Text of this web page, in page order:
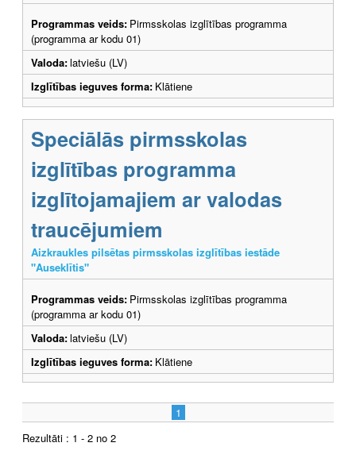
Programmas veids: Pirmsskolas izglītības programma
(programma ar kodu 01)
Valoda:latviešu (LV)
Izglītības ieguves forma: Klātiene
Speciālās pirmsskolas
izglītības programma
izglītojamajiem ar valodas
traucējumiem
Aizkraukles pilsētas pirmsskolas izglītības iestāde
"Auseklītis"
Programmas veids: Pirmsskolas izglītības programma
(programma ar kodu 01)
Valoda:latviešu (LV)
Izglītības ieguves forma: Klātiene
1
Rezultāti : 1 - 2 no 2